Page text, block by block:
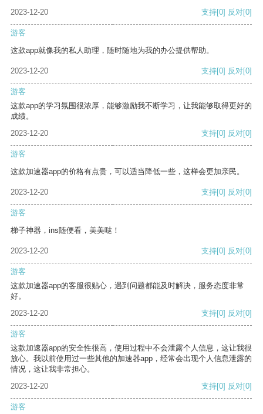
2023-12-20 支持[0] 反对[0]
游客
这款app就像我的私人助理，随时随地为我的办公提供帮助。
2023-12-20 支持[0] 反对[0]
游客
这款app的学习氛围很浓厚，能够激励我不断学习，让我能够取得更好的
成绩。
2023-12-20
支持[0] 反对[0]
游客
这款加速器app的价格有点贵，可以适当降低一些，这样会更加亲民。
2023-12-20 支持[0] 反对[0]
游客
梯子神器，ins随便看，美美哒！
2023-12-20 支持[0] 反对[0]
游客
这款加速器app的客服很贴心，遇到问题都能及时解决，服务态度非常
好。
2023-12-20
支持[0] 反对[0]
游客
这款加速器app的安全性很高，使用过程中不会泄露个人信息，这让我很
放心。我以前使用过一些其他的加速器app，经常会出现个人信息泄露的
情况，这让我非常担心。
2023-12-20
支持[0] 反对[0]
游客